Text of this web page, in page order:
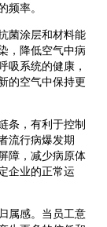
频率。
菌涂层和材料能
，降低空气中病
吸系统的健康，
的空气中保持更
条，有利于控制
流行病爆发期
障，减少病原体
企业的正常运
属感。当员工意